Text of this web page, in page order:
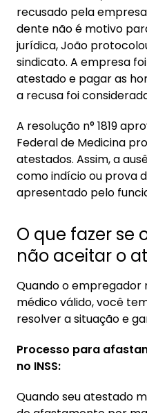
recusado pela
dente não é motivo
jurídica, João
sindicato. A empresa
atestado e pagar as
a recusa foi
A resolução n° 1819
Federal de Medicina
atestados. Assim, a
como indício ou prova
apresentado pelo
O que fazer se
não aceitar o
Quando o empregador
médico válido, você
resolver a situação e
Processo para
no INSS:
Quando seu atestado